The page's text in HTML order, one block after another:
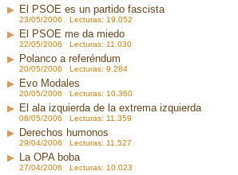
El PSOE es un partido fascista
23/05/2006 Lecturas: 19.052
El PSOE me da miedo
22/05/2006 Lecturas: 11.030
Polanco a referéndum
20/05/2006 Lecturas: 9.284
Evo Modales
20/05/2006 Lecturas: 10.360
El ala izquierda de la extrema izquierda
08/05/2006 Lecturas: 11.359
Derechos humonos
29/04/2006 Lecturas: 11.527
La OPA boba
27/04/2006 Lecturas: 10.023